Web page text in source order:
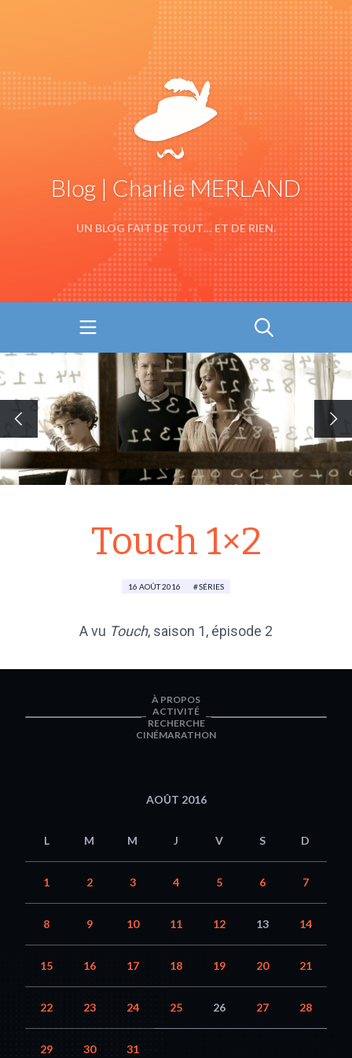
Blog | Charlie MERLAND
UN BLOG FAIT DE TOUT… ET DE RIEN.
Touch 1×2
16 AOÛT 2016 SÉRIES
​​A vu Touch, saison 1, épisode 2
À PROPOS
ACTIVITÉ
RECHERCHE
CINÉMARATHON
AOÛT 2016
L M M J V S D
1 2 3 4 5 6 7
8 9 10 11 12 13 14
15 16 17 18 19 20 21
22 23 24 25 26 27 28
29 30 31